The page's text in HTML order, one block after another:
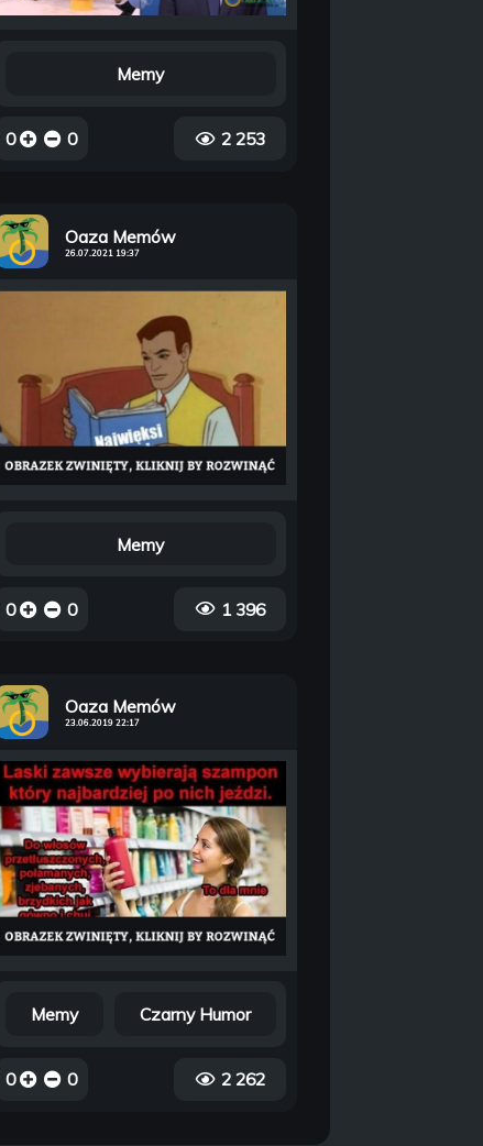
Memy
0 0 2 253
Oaza Memów
26.07.2021 19:37
Memy
0 0 1 396
Oaza Memów
23.06.2019 22:17
Memy Czarny Humor
0 0 2 262